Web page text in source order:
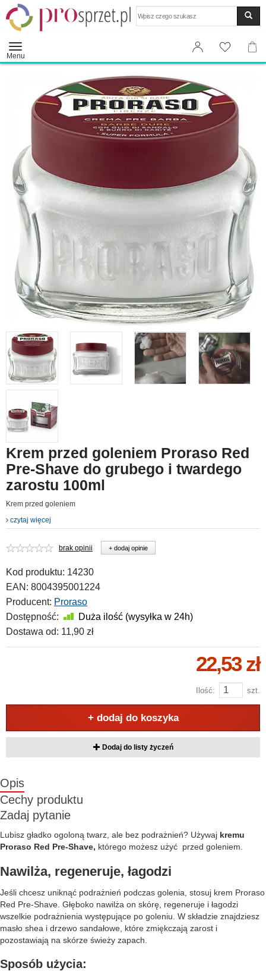
Menu
Krem przed goleniem Proraso Red
Pre-Shave do grubego i twardego
zarostu 100ml
Krem przed goleniem
czytaj więcej
brak opinii + dodaj opinie
Kod produktu: 14230
EAN: 8004395001224
Producent: Proraso
Dostępność:
Duża ilość (wysyłka w 24h)
Dostawa od: 11,90 zł
22,53 zł
Ilość: szt.
+ dodaj do koszyka
Dodaj do listy życzeń
Opis
Cechy produktu
Zadaj pytanie
Lubisz gładko ogoloną twarz, ale bez podrażnień? Używaj kremu
Proraso Red Pre-Shave, którego możesz użyć przed goleniem.
Nawilża, regeneruje, łagodzi
Jeśli chcesz uniknąć podrażnień podczas golenia, stosuj krem Proraso
Red Pre-Shave. Głęboko nawilża on skórę, regeneruje i łagodzi
wszelkie podrażnienia występujące po goleniu. W składzie znajdziesz
masło shea i drzewo sandałowe, które zmiękczają zarost i
pozostawiają na skórze świeży zapach.
Sposób użycia: